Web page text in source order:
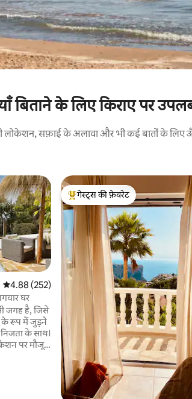
बिताने के लिए किराए पर
लोकेशन, सफ़ाई के अलावा और भी कई बातों के लिए
औसत रेटिंग 5 में से 4.88, 252 समीक्षाएँ
4.88 (252)
घर
जगह है, जिसे
के रूप में जुड़ने
के साथ।
पर मौजूद
गेस्ट्स का टॉप फ़ेवरेट
गेस्ट्स की फ़ेवरेट